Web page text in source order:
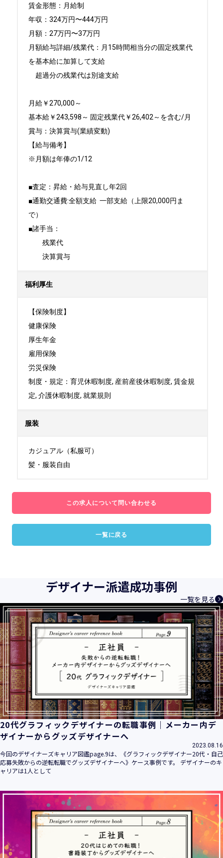
賃金形態：月給制
年収：324万円〜444万円
月額：27万円〜37万円
月額給与詳細/残業代：月15時間相当分の固定残業代
を基本給に加算して支給
超過分の残業代は別途支給
月給￥270,000～
基本給￥243,598～ 固定残業代￥26,402～を含む/月
賞与：決算賞与(業績変動)
【給与備考】
※月額は年俸の1/12
■査定：昇給・給与見直し年2回
■通勤交通費:全額支給  一部支給（上限20,000円ま
で）
■諸手当：
残業代
決算賞与
福利厚生
【保険制度】
健康保険
厚生年金
雇用保険
労災保険
制度・規定：育児休暇制度, 産前産後休暇制度, 賃金規
定, 介護休暇制度, 就業規則
服装
カジュアル（私服可）
髪・服装自由
この求人について問い合わせる
一覧に戻る
デザイナー派遣成功事例
一覧を見る
20代グラフィックデザイナーの転職事例｜メーカー内デ
ザイナーからグッズデザイナーへ
2023.08.16
今回のデザイナーズキャリア図鑑page.9は、《グラフィックデザイナー20代・自己
応募失敗からの逆転転職でグッズデザイナーへ》ケース事例です。 デザイナーのキ
ャリアは1人として